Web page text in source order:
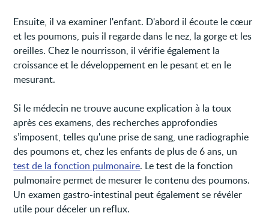
Ensuite, il va examiner l'enfant. D'abord il écoute le cœur
et les poumons, puis il regarde dans le nez, la gorge et les
oreilles. Chez le nourrisson, il vérifie également la
croissance et le développement en le pesant et en le
mesurant.
Si le médecin ne trouve aucune explication à la toux
après ces examens, des recherches approfondies
s’imposent, telles qu'une prise de sang, une radiographie
des poumons et, chez les enfants de plus de 6 ans, un
test de la fonction pulmonaire. Le test de la fonction
pulmonaire permet de mesurer le contenu des poumons.
Un examen gastro-intestinal peut également se révéler
utile pour déceler un reflux.